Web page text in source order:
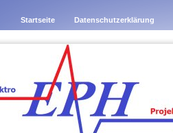
Startseite Datenschutzerklärung